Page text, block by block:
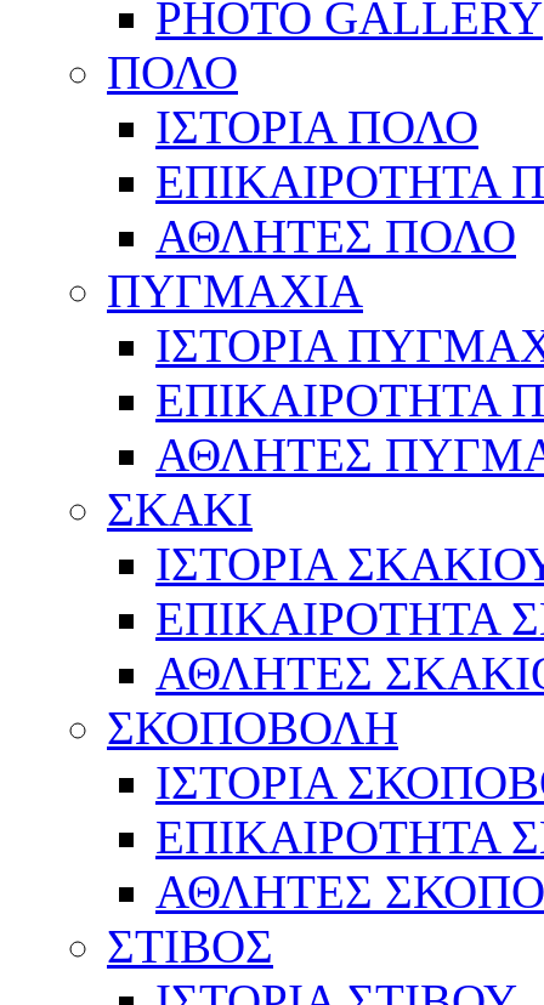
PHOTO GALLERY
ΠΟΛΟ
ΙΣΤΟΡΙΑ ΠΟΛΟ
ΕΠΙΚΑΙΡΟΤΗΤΑ
ΑΘΛΗΤΕΣ ΠΟΛΟ
ΠΥΓΜΑΧΙΑ
ΙΣΤΟΡΙΑ
ΕΠΙΚΑΙΡΟΤΗΤΑ
ΑΘΛΗΤΕΣ
ΣΚΑΚΙ
ΙΣΤΟΡΙΑ
ΕΠΙΚΑΙΡΟΤΗΤΑ
ΑΘΛΗΤΕΣ
ΣΚΟΠΟΒΟΛΗ
ΙΣΤΟΡΙΑ
ΕΠΙΚΑΙΡΟΤΗΤΑ
ΑΘΛΗΤΕΣ
ΣΤΙΒΟΣ